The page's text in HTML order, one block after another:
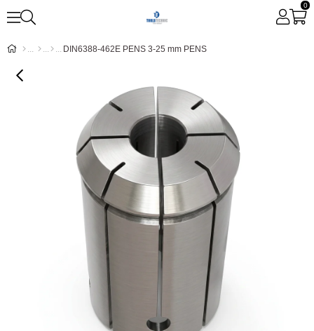
0
DIN6388-462E PENS 3-25 mm PENS